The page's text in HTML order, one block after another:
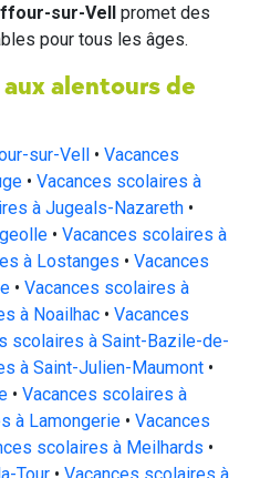
sur-Vell promet des
pour tous les âges.
alentours de
sur-Vell • Vacances
• Vacances scolaires à
à Jugeals-Nazareth •
• Vacances scolaires à
à Lostanges • Vacances
• Vacances scolaires à
à Noailhac • Vacances
scolaires à Saint-Bazile-de-
à Saint-Julien-Maumont •
• Vacances scolaires à
à Lamongerie • Vacances
scolaires à Meilhards •